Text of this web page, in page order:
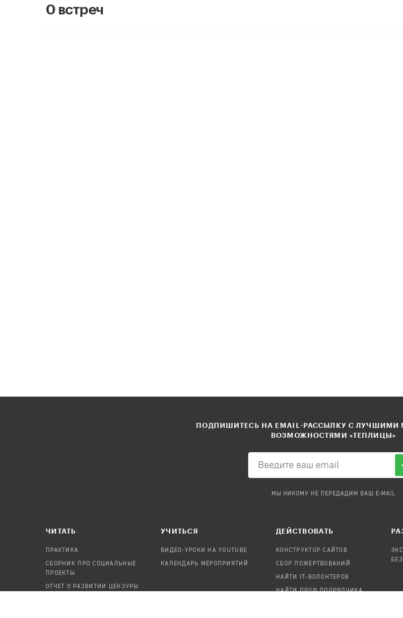
0 встреч
ПОДПИШИТЕСЬ НА EMAIL-РАССЫЛКУ С ЛУЧШИМИ
ВОЗМОЖНОСТЯМИ «ТЕПЛИЦЫ»
МЫ НИКОМУ НЕ ПЕРЕДАДИМ ВАШ E-MAIL
ЧИТАТЬ
ПРАКТИКА
СБОРНИК ПРО СОЦИАЛЬНЫЕ
ПРОЕКТЫ
ОТЧЕТ О РАЗВИТИИ ЦЕНЗУРЫ
УЧИТЬСЯ
ВИДЕО-УРОКИ НА YOUTUBE
КАЛЕНДАРЬ МЕРОПРИЯТИЙ
ДЕЙСТВОВАТЬ
КОНСТРУКТОР САЙТОВ
СБОР ПОЖЕРТВОВАНИЙ
НАЙТИ IT-ВОЛОНТЕРОВ
НАЙТИ ПРОФ.ПОДРЯДЧИКА